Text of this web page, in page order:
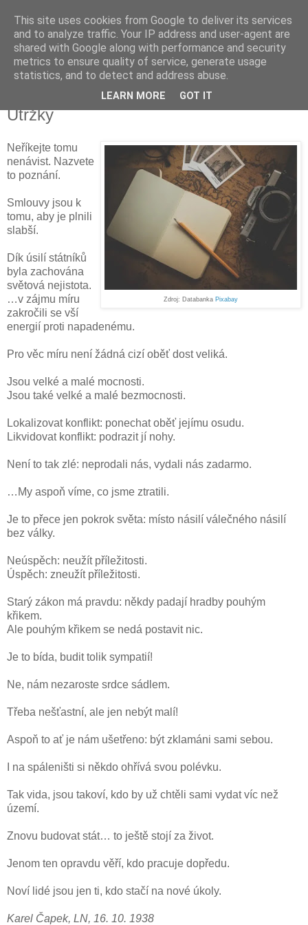
Kapka Karla Čapka
"Věřím v humanitu, v demokracii a v člověka."
čtvrtek 10. března 2016
Útržky
Zdroj: Databanka Pixabay
Neříkejte tomu
nenávist. Nazvete
to poznání.
Smlouvy jsou k
tomu, aby je plnili
slabší.
Dík úsilí státníků
byla zachována
světová nejistota.
…v zájmu míru
zakročili se vší
energií proti napadenému.
Pro věc míru není žádná cizí oběť dost veliká.
Jsou velké a malé mocnosti.
Jsou také velké a malé bezmocnosti.
Lokalizovat konflikt: ponechat oběť jejímu osudu.
Likvidovat konflikt: podrazit jí nohy.
Není to tak zlé: neprodali nás, vydali nás zadarmo.
…My aspoň víme, co jsme ztratili.
Je to přece jen pokrok světa: místo násilí válečného násilí
bez války.
Neúspěch: neužít příležitosti.
Úspěch: zneužít příležitosti.
Starý zákon má pravdu: někdy padají hradby pouhým
křikem.
Ale pouhým křikem se nedá postavit nic.
Je to bída, budit tolik sympatií!
Ne, nám nezaroste srdce sádlem.
Třeba nešťastní, ale jen nebýt malí!
Aspoň to ať je nám ušetřeno: být zklamáni sami sebou.
I na spáleništi si někdo ohřívá svou polévku.
Tak vida, jsou takoví, kdo by už chtěli sami vydat víc než
území.
Znovu budovat stát… to ještě stojí za život.
Jenom ten opravdu věří, kdo pracuje dopředu.
Noví lidé jsou jen ti, kdo stačí na nové úkoly.
Karel Čapek, LN, 16. 10. 1938
This site uses cookies from Google to deliver its services
and to analyze traffic. Your IP address and user-agent are
shared with Google along with performance and security
metrics to ensure quality of service, generate usage
statistics, and to detect and address abuse.
LEARN MORE GOT IT